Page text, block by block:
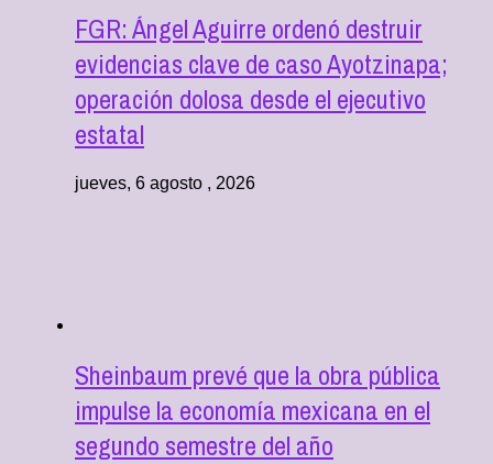
FGR: Ángel Aguirre ordenó destruir
evidencias clave de caso Ayotzinapa;
operación dolosa desde el ejecutivo
estatal
jueves, 6 agosto , 2026
Sheinbaum prevé que la obra pública
impulse la economía mexicana en el
segundo semestre del año